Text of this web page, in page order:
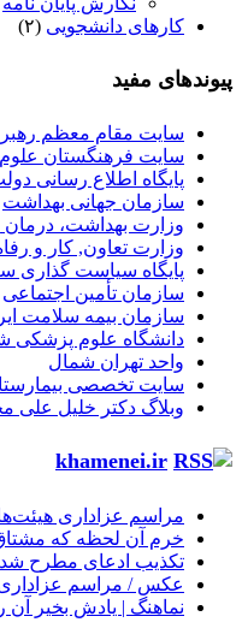
کارهای دانشجویی (۲)
پیوندهای مفید
سایت مقام معظم
سایت فرهنگستان
پایگاه اطلاع رسانی
سازمان جهانی بهداشت
وزارت بهداشت،
وزارت تعاون, کار و
پایگاه سیاست گذاری
سازمان تأمین اجتماعی
سازمان بیمه سلامت
دانشگاه علوم پزشکی
واحد تهران شمال
سایت تخصصی
وبلاگ دکتر خلیل علی
khamenei.ir
مراسم عزاداری
خرم آن لحظه که
تکذیب ادعای مطرح
عکس / مراسم عزاداری
نماهنگ |‌ یادش بخیر آن